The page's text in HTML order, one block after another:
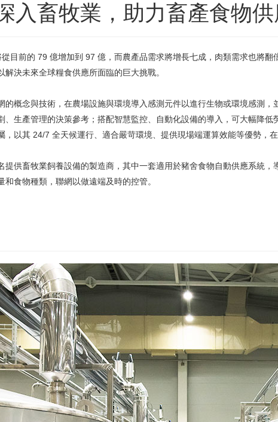
入畜牧業，助力畜產食物
目前的 79 億增加到 97 億，而農產品需求將增長七成，肉類需求也將
決未來全球糧食供應所面臨的巨大挑戰。
的概念與技術，在農場設施與環境導入感測元件以進行生物或環境感測
、生產管理的決策參考；搭配智慧監控、自動化設備的導入，可大幅降
，以其 24/7 全天候運行、適合嚴苛環境、提供現場端運算效能等優勢，
提供畜牧業飼養設備的製造商，其中一套適用於豬舍食物自動供應系統，
和食物種類，聯網以做遠端及時的控管。